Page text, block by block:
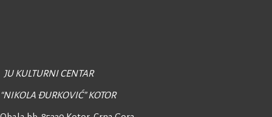
JU KULTURNI CENTAR
“NIKOLA ĐURKOVIĆ” KOTOR